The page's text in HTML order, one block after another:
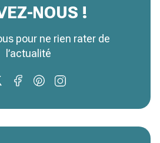
NOUS !
pour ne rien rater de
l’actualité